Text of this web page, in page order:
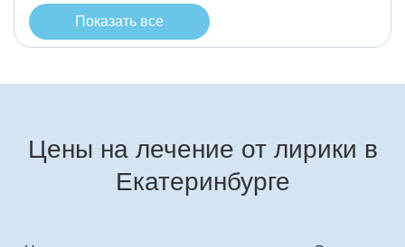
Показать все
Цены на лечение от лирики в
Екатеринбурге